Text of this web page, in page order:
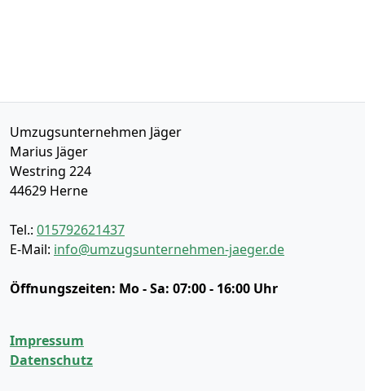
Umzugsunternehmen Jäger
Marius Jäger
Westring 224
44629 Herne
Tel.: 015792621437
E-Mail: info@umzugsunternehmen-jaeger.de
Öffnungszeiten: Mo - Sa: 07:00 - 16:00 Uhr
Impressum
Datenschutz